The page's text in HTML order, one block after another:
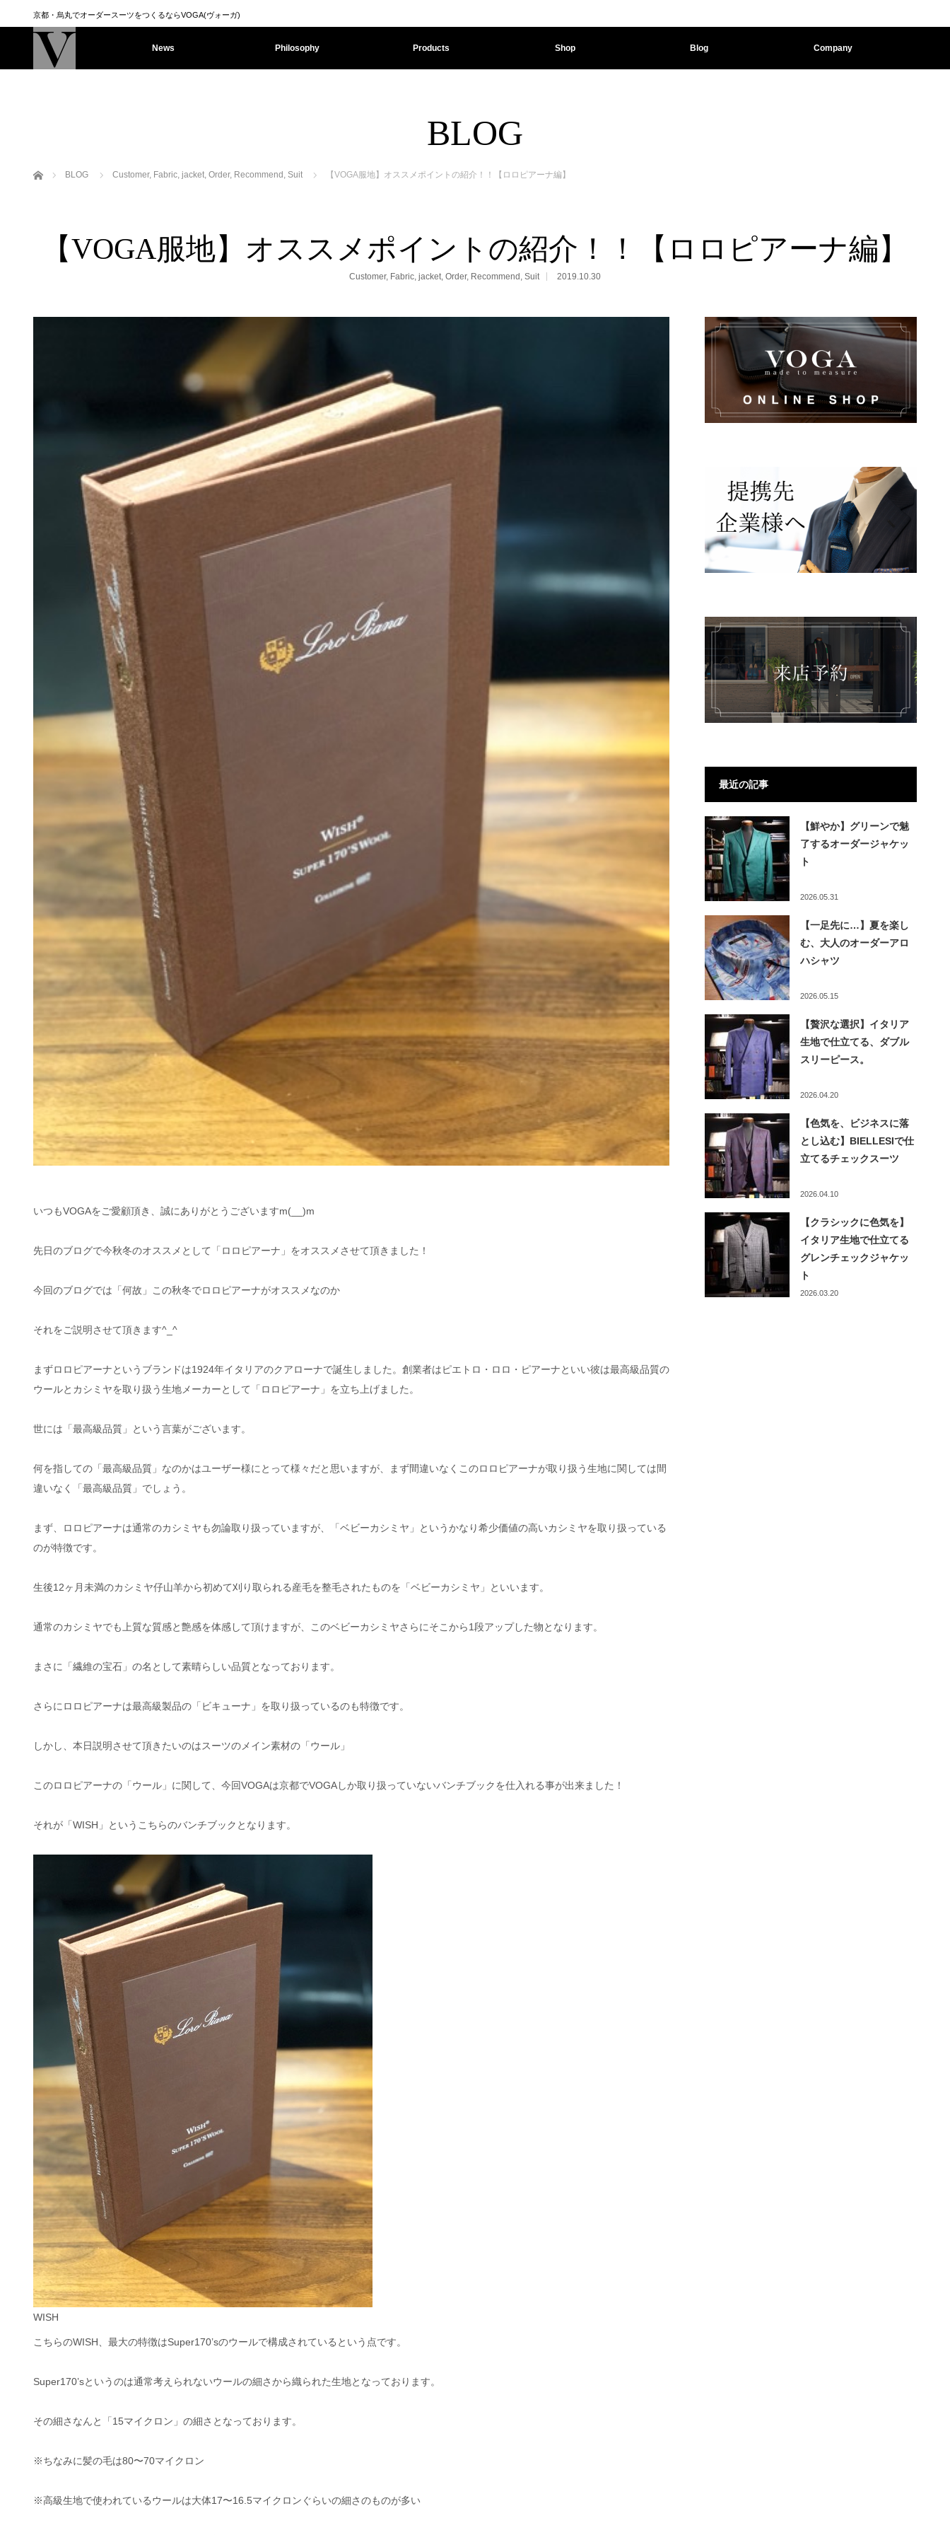
京都・烏丸でオーダースーツをつくるならVOGA(ヴォーガ)
News Philosophy Products Shop Blog Company
BLOG
ホーム BLOG Customer, Fabric, jacket, Order, Recommend , Suit 【VOGA服地】オススメポイントの紹介！！【ロロピアーナ編】
【VOGA服地】オススメポイントの紹介！！【ロロピアーナ編】
Customer, Fabric, jacket, Order, Recommend , Suit 2019.10.30
いつもVOGAをご愛顧頂き、誠にありがとうございますm(__)m
先日のブログで今秋冬のオススメとして「ロロピアーナ」をオススメさせて頂きました！
今回のブログでは「何故」この秋冬でロロピアーナがオススメなのか
それをご説明させて頂きます^_^
まずロロピアーナというブランドは1924年イタリアのクアローナで誕生しました。創業者はピエトロ・ロロ・ピアーナといい彼は最高級品質の
ウールとカシミヤを取り扱う生地メーカーとして「ロロピアーナ」を立ち上げました。
世には「最高級品質」という言葉がございます。
何を指しての「最高級品質」なのかはユーザー様にとって様々だと思いますが、まず間違いなくこのロロピアーナが取り扱う生地に関しては間
違いなく「最高級品質」でしょう。
まず、ロロピアーナは通常のカシミヤも勿論取り扱っていますが、「ベビーカシミヤ」というかなり希少価値の高いカシミヤを取り扱っている
のが特徴です。
生後12ヶ月未満のカシミヤ仔山羊から初めて刈り取られる産毛を整毛されたものを「ベビーカシミヤ」といいます。
通常のカシミヤでも上質な質感と艶感を体感して頂けますが、このベビーカシミヤさらにそこから1段アップした物となります。
まさに「繊維の宝石」の名として素晴らしい品質となっております。
さらにロロピアーナは最高級製品の「ビキューナ」を取り扱っているのも特徴です。
しかし、本日説明させて頂きたいのはスーツのメイン素材の「ウール」
このロロピアーナの「ウール」に関して、今回VOGAは京都でVOGAしか取り扱っていないバンチブックを仕入れる事が出来ました！
それが「WISH」というこちらのバンチブックとなります。
WISH
こちらのWISH、最大の特徴はSuper170’sのウールで構成されているという点です。
Super170’sというのは通常考えられないウールの細さから織られた生地となっております。
その細さなんと「15マイクロン」の細さとなっております。
※ちなみに髪の毛は80〜70マイクロン
※高級生地で使われているウールは大体17〜16.5マイクロンぐらいの細さのものが多い
最近の記事
【鮮やか】グリーンで魅
了するオーダージャケッ
ト
2026.05.31
【一足先に…】夏を楽し
む、大人のオーダーアロ
ハシャツ
2026.05.15
【贅沢な選択】イタリア
生地で仕立てる、ダブル
スリーピース。
2026.04.20
【色気を、ビジネスに落
とし込む】BIELLESIで仕
立てるチェックスーツ
2026.04.10
【クラシックに色気を】
イタリア生地で仕立てる
グレンチェックジャケッ
ト
2026.03.20